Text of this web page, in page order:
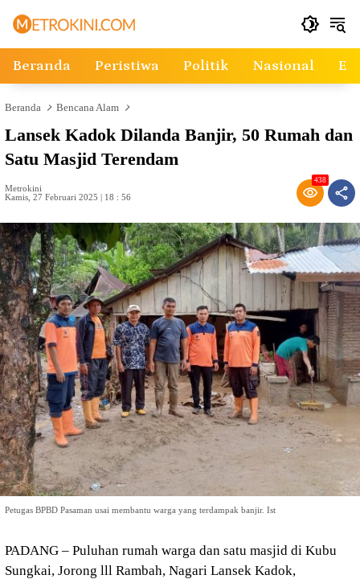
Beranda Peristiwa Politik Nasional
Beranda Bencana Alam
Lansek Kadok Dilanda Banjir, 50 Rumah dan
Satu Masjid Terendam
Metrokini
Kamis, 27 Februari 2025 | 18 : 56
438
Petugas BPBD Pasaman usai membantu warga yang terdampak banjir. Ist
PADANG – Puluhan rumah warga dan satu masjid di Kubu
Sungkai, Jorong lll Rambah, Nagari Lansek Kadok,